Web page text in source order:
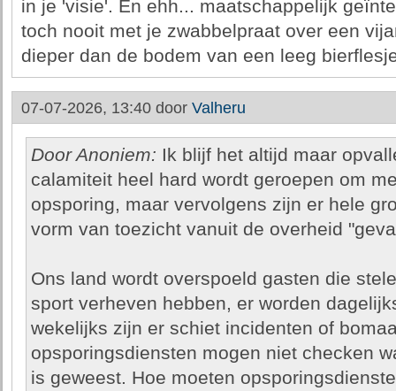
in je 'visie'. En ehh... maatschappelijk
toch nooit met je zwabbelpraat over een
dieper dan de bodem van een leeg
07-07-2026, 13:40 door Valheru
Door Anoniem: Ik blijf het altijd maar
calamiteit heel hard wordt geroepen om
opsporing, maar vervolgens zijn er hele
vorm van toezicht vanuit de overheid
Ons land wordt overspoeld gasten die
sport verheven hebben, er worden
wekelijks zijn er schiet incidenten of
opsporingsdiensten mogen niet checken
is geweest. Hoe moeten